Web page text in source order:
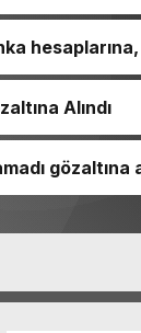
Alındı
gözaltına